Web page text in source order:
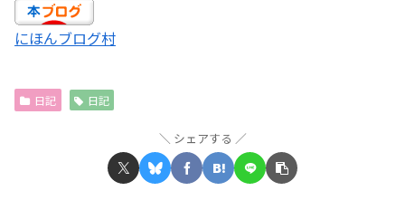
にほんブログ村
日記 日記
シェアする